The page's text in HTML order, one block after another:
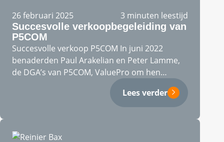
26 februari 2025
3 minuten leestijd
Succesvolle verkoopbegeleiding van
P5COM
Succesvolle verkoop P5COM In juni 2022
benaderden Paul Arakelian en Peter Lamme,
de DGA’s van P5COM, ValuePro om hen…
Lees verder